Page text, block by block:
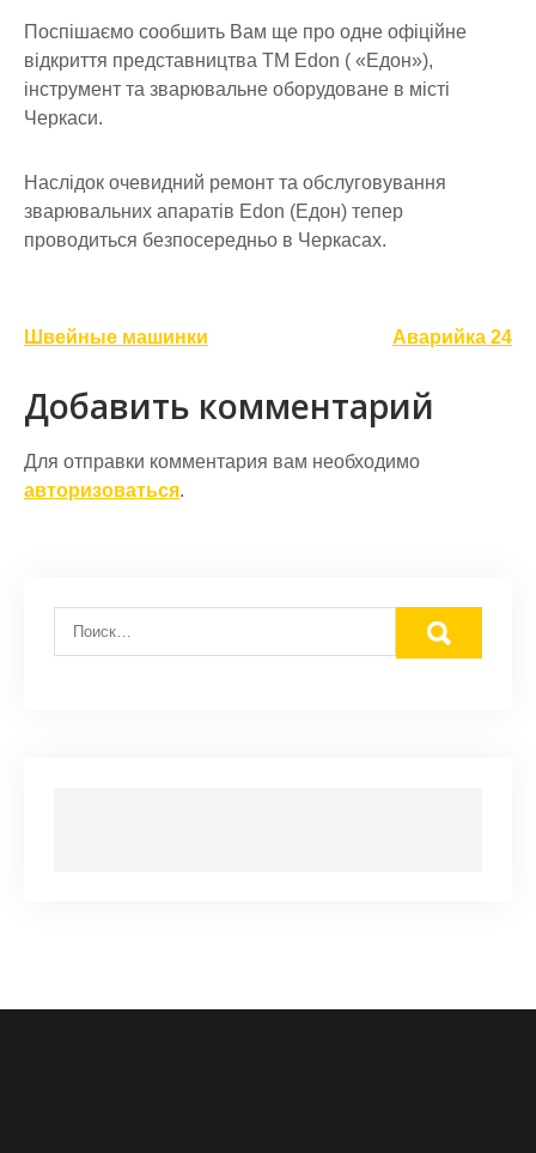
Поспішаємо сообшить Вам ще про одне офіційне
відкриття представництва ТМ Edon ( «Едон»),
інструмент та зварювальне оборудоване в місті
Черкаси.
Наслідок очевидний ремонт та обслуговування
зварювальних апаратів Edon (Едон) тепер
проводиться безпосередньо в Черкасах.
Навигация
записям
Швейные машинки Аварийка 24
Добавить комментарий
Для отправки комментария вам необходимо
авторизоваться.